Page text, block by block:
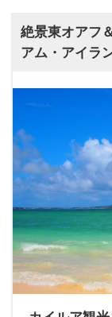
絶景東オアフ
アム・アイラ